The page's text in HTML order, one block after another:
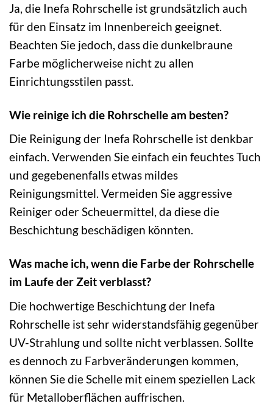
Ja, die Inefa Rohrschelle ist grundsätzlich auch
für den Einsatz im Innenbereich geeignet.
Beachten Sie jedoch, dass die dunkelbraune
Farbe möglicherweise nicht zu allen
Einrichtungsstilen passt.
Wie reinige ich die Rohrschelle am besten?
Die Reinigung der Inefa Rohrschelle ist denkbar
einfach. Verwenden Sie einfach ein feuchtes Tuch
und gegebenenfalls etwas mildes
Reinigungsmittel. Vermeiden Sie aggressive
Reiniger oder Scheuermittel, da diese die
Beschichtung beschädigen könnten.
Was mache ich, wenn die Farbe der Rohrschelle
im Laufe der Zeit verblasst?
Die hochwertige Beschichtung der Inefa
Rohrschelle ist sehr widerstandsfähig gegenüber
UV-Strahlung und sollte nicht verblassen. Sollte
es dennoch zu Farbveränderungen kommen,
können Sie die Schelle mit einem speziellen Lack
für Metalloberflächen auffrischen.